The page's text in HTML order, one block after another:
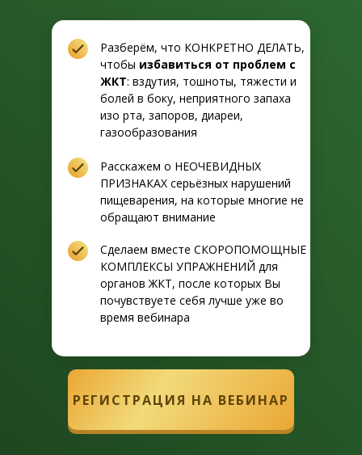
РЕГИСТРАЦИЯ НА ВЕБИНАР
Расскажем о НЕОЧЕВИДНЫХ
ПРИЗНАКАХ серьёзных нарушений
пищеварения, на которые многие не
обращают внимание
Сделаем вместе СКОРОПОМОЩНЫЕ
КОМПЛЕКСЫ УПРАЖНЕНИЙ для
органов ЖКТ, после которых Вы
почувствуете себя лучше уже во
время вебинара
Разберём, что КОНКРЕТНО ДЕЛАТЬ,
чтобы избавиться от проблем с
ЖКТ: вздутия, тошноты, тяжести и
болей в боку, неприятного запаха
изо рта, запоров, диареи,
газообразования